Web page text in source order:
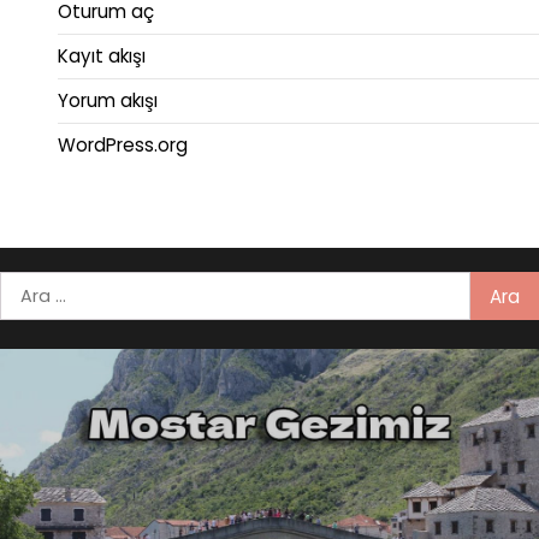
Oturum aç
Kayıt akışı
Yorum akışı
WordPress.org
Arama: